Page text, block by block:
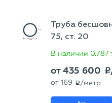
Труба
75, ст. 20
В наличии 0.787
от435 600 p
от 169 p /метр